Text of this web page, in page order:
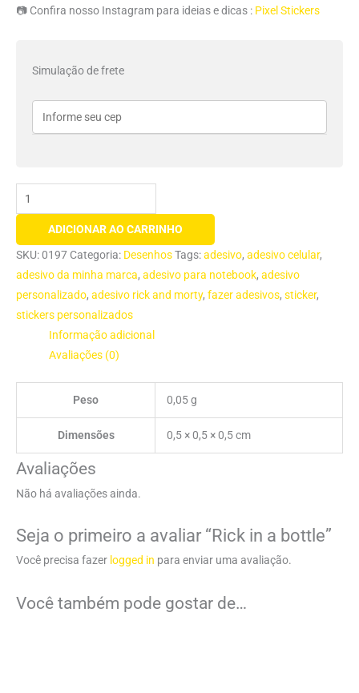
📷 Confira nosso Instagram para ideias e dicas : Pixel Stickers
Simulação de frete
ADICIONAR AO CARRINHO
SKU:0197 Categoria: DesenhosTags:adesivo, adesivo celular,
adesivo da minha marca, adesivo para notebook, adesivo
personalizado, adesivo rick and morty, fazer adesivos, sticker,
stickers personalizados
Informação adicional
Avaliações (0)
Peso 0,05 g
Dimensões 0,5 × 0,5 × 0,5 cm
Avaliações
Não há avaliações ainda.
Seja o primeiro a avaliar “Rick in a bottle”
Você precisa fazer logged in para enviar uma avaliação.
Você também pode gostar de…